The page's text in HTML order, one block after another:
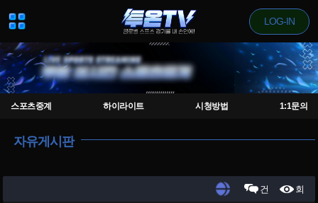
LOG-IN
스포츠중계 하이라이트 시청방법 1:1문의
자유게시판
건 회